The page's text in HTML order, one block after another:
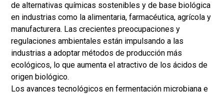
de alternativas químicas sostenibles y de base biológica
en industrias como la alimentaria, farmacéutica, agrícola y
manufacturera. Las crecientes preocupaciones y
regulaciones ambientales están impulsando a las
industrias a adoptar métodos de producción más
ecológicos, lo que aumenta el atractivo de los ácidos de
origen biológico.
Los avances tecnológicos en fermentación microbiana e